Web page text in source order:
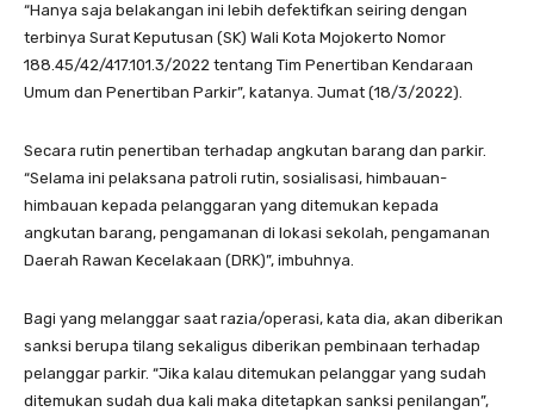
“Hanya saja belakangan ini lebih defektifkan seiring dengan
terbinya Surat Keputusan (SK) Wali Kota Mojokerto Nomor
188.45/42/417.101.3/2022 tentang Tim Penertiban Kendaraan
Umum dan Penertiban Parkir”, katanya. Jumat (18/3/2022).
Secara rutin penertiban terhadap angkutan barang dan parkir.
“Selama ini pelaksana patroli rutin, sosialisasi, himbauan-
himbauan kepada pelanggaran yang ditemukan kepada
angkutan barang, pengamanan di lokasi sekolah, pengamanan
Daerah Rawan Kecelakaan (DRK)”, imbuhnya.
Bagi yang melanggar saat razia/operasi, kata dia, akan diberikan
sanksi berupa tilang sekaligus diberikan pembinaan terhadap
pelanggar parkir. “Jika kalau ditemukan pelanggar yang sudah
ditemukan sudah dua kali maka ditetapkan sanksi penilangan”,